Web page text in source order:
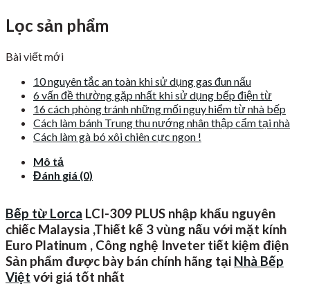
Lọc sản phẩm
Bài viết mới
10 nguyên tắc an toàn khi sử dụng gas đun nấu
6 vấn đề thường gặp nhất khi sử dụng bếp điện từ
16 cách phòng tránh những mối nguy hiểm từ nhà bếp
Cách làm bánh Trung thu nướng nhân thập cẩm tại nhà
Cách làm gà bó xôi chiên cực ngon !
Mô tả
Đánh giá (0)
Bếp từ Lorca LCI-309 PLUS nhập khẩu nguyên
chiếc Malaysia ,Thiết kế 3 vùng nấu với mặt kính
Euro Platinum , Công nghệ Inveter tiết kiệm điện
Sản phẩm được bày bán chính hãng tại Nhà Bếp
Việt với giá tốt nhất